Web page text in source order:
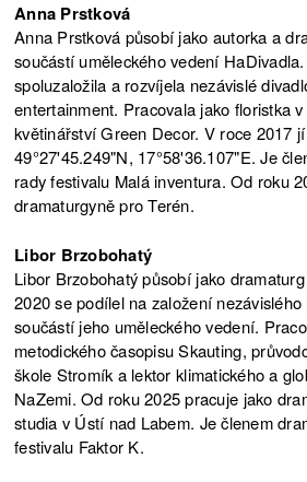
Anna Prstková
Anna Prstková působí jako autorka a
součástí uměleckého vedení
spoluzaložila a rozvíjela nezávislé
entertainment. Pracovala jako floristka
květinářství Green Decor. V roce 2017
49°27'45.249"N, 17°58'36.107"E. Je
rady festivalu Malá inventura. Od roku
dramaturgyně pro Terén.
Libor Brzobohatý
Libor Brzobohatý působí jako
2020 se podílel na založení
součástí jeho uměleckého vedení.
metodického časopisu Skauting,
škole Stromík a lektor klimatického a
NaZemi. Od roku 2025 pracuje jako
studia v Ústí nad Labem. Je členem
festivalu Faktor K.